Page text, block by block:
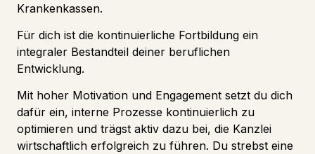
Krankenkassen.
Für dich ist die kontinuierliche Fortbildung ein
integraler Bestandteil deiner beruflichen
Entwicklung.
Mit hoher Motivation und Engagement setzt du dich
dafür ein, interne Prozesse kontinuierlich zu
optimieren und trägst aktiv dazu bei, die Kanzlei
wirtschaftlich erfolgreich zu führen. Du strebst eine